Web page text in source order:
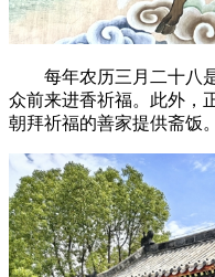
每年农历三月二十八
众前来进香祈福。此外，
朝拜祈福的善家提供斋饭